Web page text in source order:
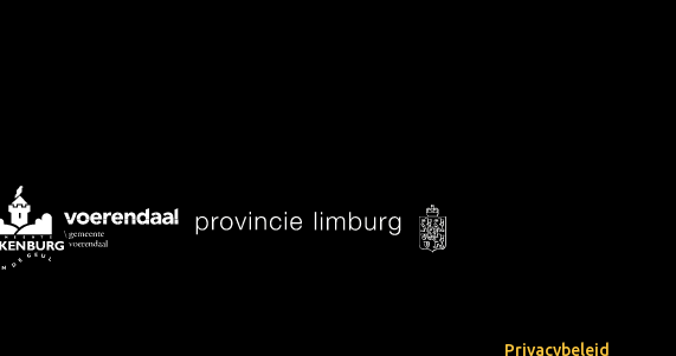
Privacybeleid